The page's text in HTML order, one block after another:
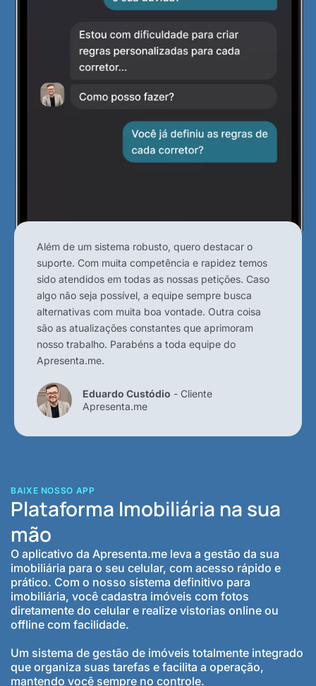
Além de um sistema robusto, quero destacar o
suporte. Com muita competência e rapidez temos
sido atendidos em todas as nossas petições. Caso
algo não seja possível, a equipe sempre busca
alternativas com muita boa vontade. Outra coisa
são as atualizações constantes que aprimoram
nosso trabalho. Parabéns a toda equipe do
Apresenta.me.
Eduardo Custódio - Cliente
Apresenta.me
BAIXE NOSSO APP
Plataforma Imobiliária na sua
mão
O aplicativo da Apresenta.me leva a gestão da sua
imobiliária para o seu celular, com acesso rápido e
prático. Com o nosso sistema definitivo para
imobiliária, você cadastra imóveis com fotos
diretamente do celular e realize vistorias online ou
offline com facilidade.
Um sistema de gestão de imóveis totalmente integrado
que organiza suas tarefas e facilita a operação,
mantendo você sempre no controle.